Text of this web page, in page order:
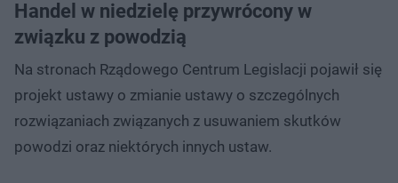
Handel w niedzielę przywrócony w
związku z powodzią
Na stronach Rządowego Centrum Legislacji pojawił się
projekt ustawy o zmianie ustawy o szczególnych
rozwiązaniach związanych z usuwaniem skutków
powodzi oraz niektórych innych ustaw.